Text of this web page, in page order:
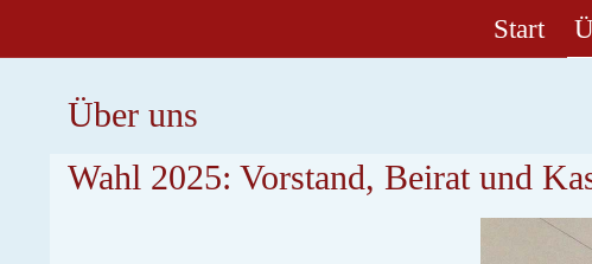
Start
Über uns
Wahl 2025: Vorstand, Beirat und